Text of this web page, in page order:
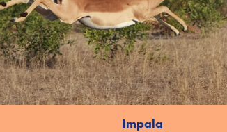
Impala